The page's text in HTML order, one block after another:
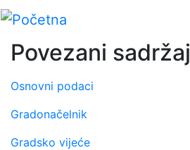
Skip
main
content
Povezani sadržaj
Osnovni podaci
Gradonačelnik
Gradsko vijeće